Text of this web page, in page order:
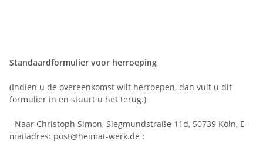
Standaardformulier voor herroeping
(Indien u de overeenkomst wilt herroepen, dan vult u dit
formulier in en stuurt u het terug.)
- Naar Christoph Simon, Siegmundstraße 11d, 50739 Köln, E-
mailadres: post@heimat-werk.de :